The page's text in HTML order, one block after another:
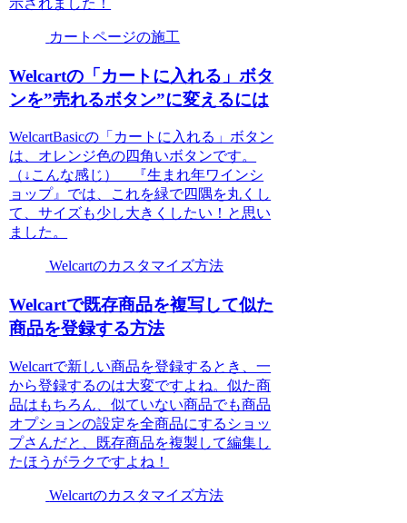
カートページの施工
Welcartの「カートに入れる」ボタ
ンを”売れるボタン”に変えるには
WelcartBasicの「カートに入れる」ボタン
は、オレンジ色の四角いボタンです。
（↓こんな感じ） 『生まれ年ワインシ
ョップ』では、これを緑で四隅を丸くし
て、サイズも少し大きくしたい！と思い
ました。
Welcartのカスタマイズ方法
Welcartで既存商品を複写して似た
商品を登録する方法
Welcartで新しい商品を登録するとき、一
から登録するのは大変ですよね。似た商
品はもちろん、似ていない商品でも商品
オプションの設定を全商品にするショッ
プさんだと、既存商品を複製して編集し
たほうがラクですよね！
Welcartのカスタマイズ方法